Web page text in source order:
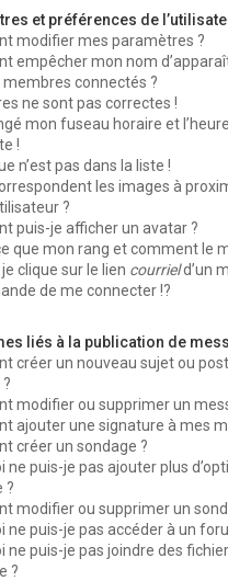
et préférences de
modifier mes paramètres ?
empêcher mon nom
membres connectés ?
ne sont pas correctes !
mon fuseau horaire et
!
n’est pas dans la liste !
les images à
?
puis-je afficher un avatar ?
que mon rang et comment le
je clique sur le lien courrield’un
de me connecter !?
liés à la publication de
créer un nouveau sujet ou
modifier ou supprimer un
ajouter une signature à mes
créer un sondage ?
ne puis-je pas ajouter plus
?
modifier ou supprimer un
ne puis-je pas accéder à un
ne puis-je pas joindre des
?